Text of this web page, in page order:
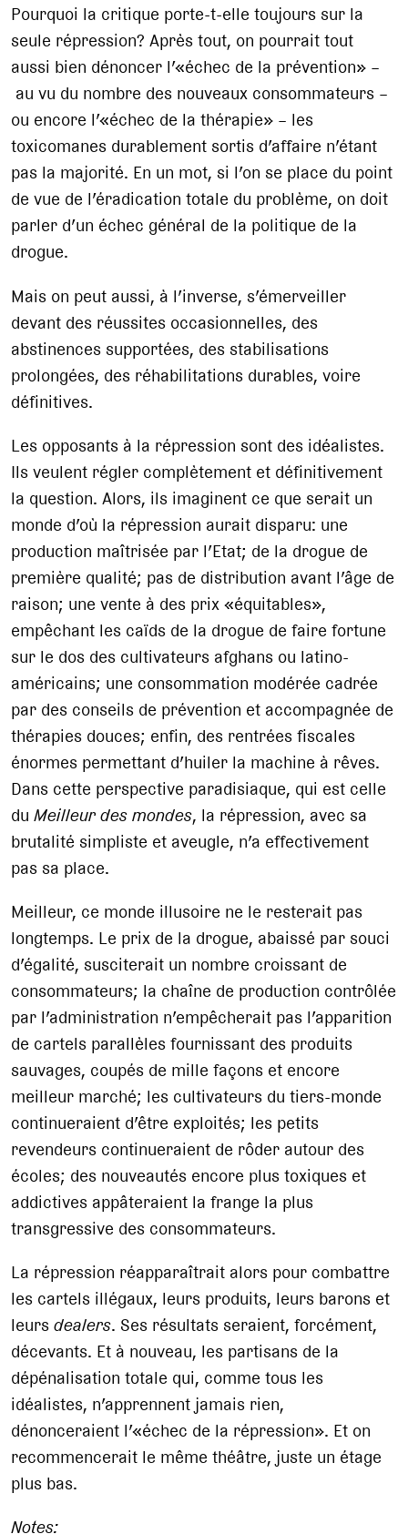
Pourquoi la critique porte-t-elle toujours sur la
seule répression? Après tout, on pourrait tout
aussi bien dénoncer l’«échec de la prévention» –
au vu du nombre des nouveaux consommateurs –
ou encore l’«échec de la thérapie» – les
toxicomanes durablement sortis d’affaire n’étant
pas la majorité. En un mot, si l’on se place du point
de vue de l’éradication totale du problème, on doit
parler d’un échec général de la politique de la
drogue.
Mais on peut aussi, à l’inverse, s’émerveiller
devant des réussites occasionnelles, des
abstinences supportées, des stabilisations
prolongées, des réhabilitations durables, voire
définitives.
Les opposants à la répression sont des idéalistes.
Ils veulent régler complètement et définitivement
la question. Alors, ils imaginent ce que serait un
monde d’où la répression aurait disparu: une
production maîtrisée par l’Etat; de la drogue de
première qualité; pas de distribution avant l’âge de
raison; une vente à des prix «équitables»,
empêchant les caïds de la drogue de faire fortune
sur le dos des cultivateurs afghans ou latino-
américains; une consommation modérée cadrée
par des conseils de prévention et accompagnée de
thérapies douces; enfin, des rentrées fiscales
énormes permettant d’huiler la machine à rêves.
Dans cette perspective paradisiaque, qui est celle
duMeilleur des mondes, la répression, avec sa
brutalité simpliste et aveugle, n’a effectivement
pas sa place.
Meilleur, ce monde illusoire ne le resterait pas
longtemps. Le prix de la drogue, abaissé par souci
d’égalité, susciterait un nombre croissant de
consommateurs; la chaîne de production contrôlée
par l’administration n’empêcherait pas l’apparition
de cartels parallèles fournissant des produits
sauvages, coupés de mille façons et encore
meilleur marché; les cultivateurs du tiers-monde
continueraient d’être exploités; les petits
revendeurs continueraient de rôder autour des
écoles; des nouveautés encore plus toxiques et
addictives appâteraient la frange la plus
transgressive des consommateurs.
La répression réapparaîtrait alors pour combattre
les cartels illégaux, leurs produits, leurs barons et
leursdealers. Ses résultats seraient, forcément,
décevants. Et à nouveau, les partisans de la
dépénalisation totale qui, comme tous les
idéalistes, n’apprennent jamais rien,
dénonceraient l’«échec de la répression». Et on
recommencerait le même théâtre, juste un étage
plus bas.
Notes: